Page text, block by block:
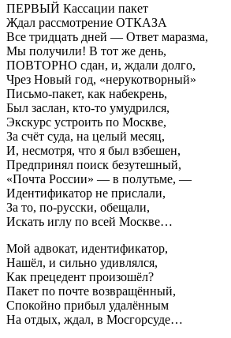
ПЕРВЫЙ Кассации пакет
Ждал рассмотрение ОТКАЗА
Все тридцать дней — Ответ маразма,
Мы получили! В тот же день,
ПОВТОРНО сдан, и, ждали долго,
Чрез Новый год, «нерукотворный»
Письмо-пакет, как набекрень,
Был заслан, кто-то умудрился,
Экскурс устроить по Москве,
За счёт суда, на целый месяц,
И, несмотря, что я был взбешен,
Предпринял поиск безутешный,
«Почта России» — в полутьме, —
Идентификатор не прислали,
За то, по-русски, обещали,
Искать иглу по всей Москве…
Мой адвокат, идентификатор,
Нашёл, и сильно удивлялся,
Как прецедент произошёл?
Пакет по почте возвращённый,
Спокойно прибыл удалённым
На отдых, ждал, в Мосгорсуде…